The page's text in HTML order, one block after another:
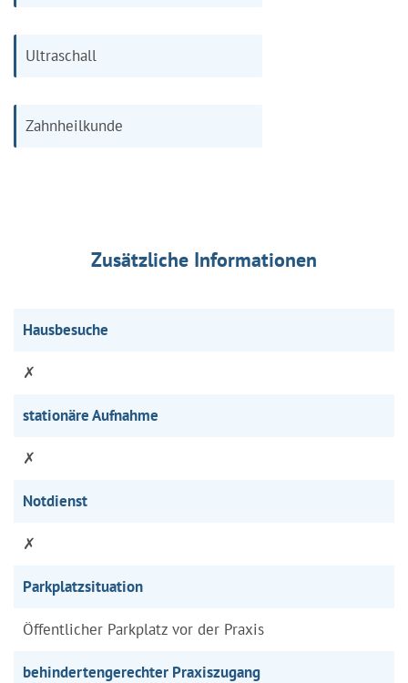
Ultraschall
Zahnheilkunde
Zusätzliche Informationen
Hausbesuche
✗
stationäre Aufnahme
✗
Notdienst
✗
Parkplatzsituation
Öffentlicher Parkplatz vor der Praxis
behindertengerechter Praxiszugang